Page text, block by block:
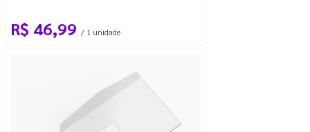
R$ 46,99 / 1 unidade